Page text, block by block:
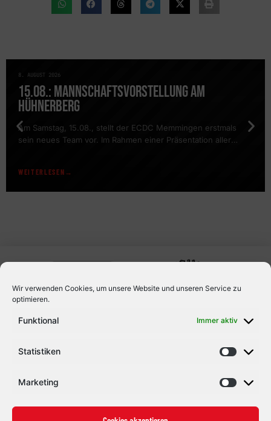
Wir verwenden Cookies, um unsere Website und unseren Service zu
optimieren.
Funktional Immer aktiv
Statistiken
Marketing
NEWS
8. AUGUST 2026
15.08.: MANNSCHAFTSVORSTELLUNG AM
HÜHNERBERG
Am Samstag, 15.08., stellt der ECDC Memmingen erstmals
sein neues Team vor. Im Rahmen einer Präsentation aller
Testspiel vor heimischer Kulisse gegen den ESV Kaufbeuren
WEITERLESEN